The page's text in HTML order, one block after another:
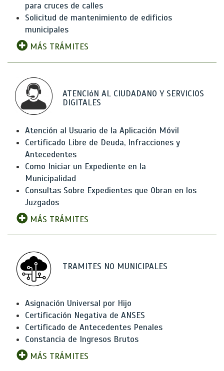
para cruces de calles
Solicitud de mantenimiento de edificios
municipales
MÁS TRÁMITES
ATENCIóN AL CIUDADANO Y SERVICIOS
DIGITALES
Atención al Usuario de la Aplicación Móvil
Certificado Libre de Deuda, Infracciones y
Antecedentes
Como Iniciar un Expediente en la
Municipalidad
Consultas Sobre Expedientes que Obran en los
Juzgados
MÁS TRÁMITES
TRAMITES NO MUNICIPALES
Asignación Universal por Hijo
Certificación Negativa de ANSES
Certificado de Antecedentes Penales
Constancia de Ingresos Brutos
MÁS TRÁMITES